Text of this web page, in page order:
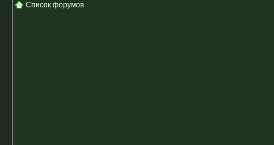
Список форумов